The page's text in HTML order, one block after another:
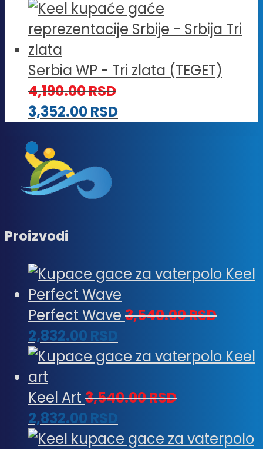
Serbia WP - Tri zlata (TEGET)
4,190.00RSD
3,352.00RSD
Proizvodi
Perfect Wave 3,540.00RSD
2,832.00 RSD
Keel Art 3,540.00RSD
2,832.00 RSD